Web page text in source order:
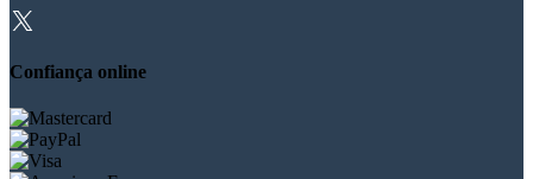
Confiança online